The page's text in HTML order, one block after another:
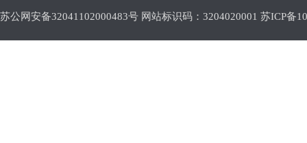
苏公网安备32041102000483号 网站标识码：3204020001 苏ICP备